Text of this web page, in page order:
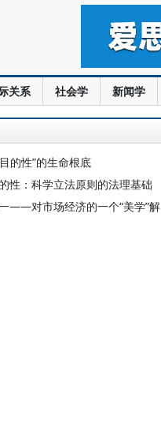
关系 社会学 新闻学
的性”的生命根底
性：科学立法原则的法理基础
——对市场经济的一个“美学”解